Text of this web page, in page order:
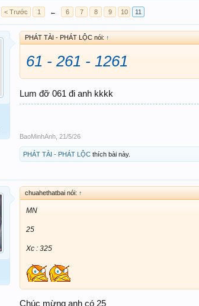
< Trước 1 ← 6 7 8 9 10 11
PHÁT TÀI - PHÁT LỘC nói: ↑
61 - 261 - 1261
Lum đỡ 061 đi anh kkkk
BaoMinhAnh 21/5/26
PHÁT TÀI - PHÁT LỘC thích bài này.
chuahethatbai nói: ↑
MN
25
Xc : 325
Chúc mừng anh có 25